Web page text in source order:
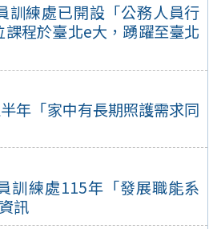
訓練處已開設「公務人員行
程於臺北e大，踴躍至臺北
年「家中有長期照護需求同
訓練處115年「發展職能系
訊